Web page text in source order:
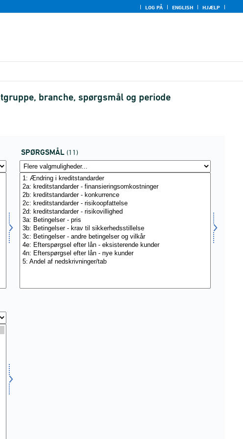
LOG PÅ ENGLISH HJÆLP
branche, spørgsmål og periode
SPØRGSMÅL (11)